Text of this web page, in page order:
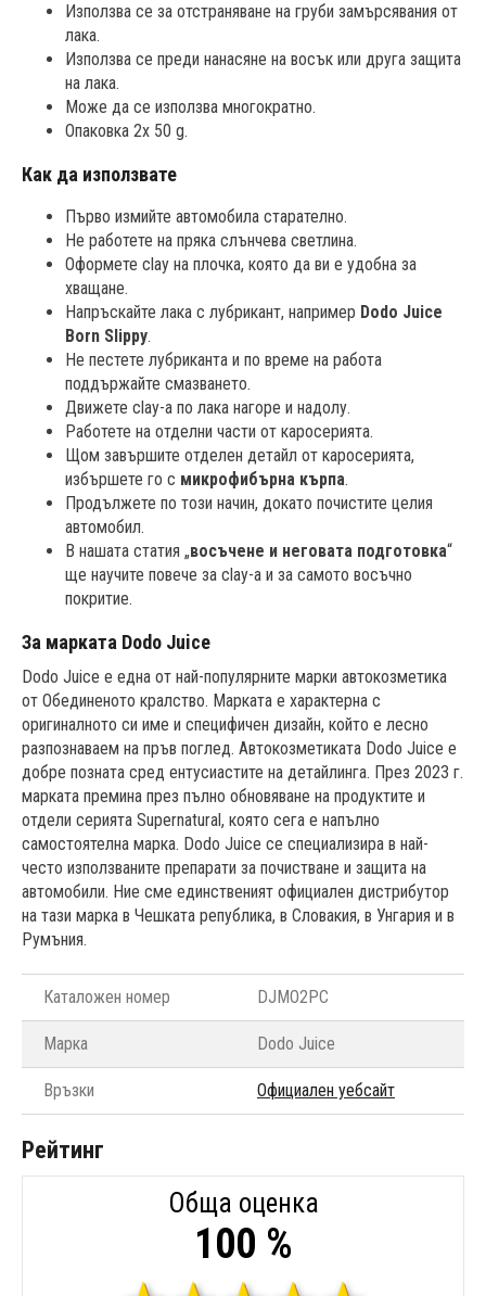
Използва се за отстраняване на груби замърсявания от
лака.
Използва се преди нанасяне на восък или друга защита
на лака.
Може да се използва многократно.
Опаковка 2x 50 g.
Как да използвате
Първо измийте автомобила старателно.
Не работете на пряка слънчева светлина.
Оформете clay на плочка, която да ви е удобна за
хващане.
Напръскайте лака с лубрикант, например Dodo Juice
Born Slippy.
Не пестете лубриканта и по време на работа
поддържайте смазването.
Движете clay-a по лака нагоре и надолу.
Работете на отделни части от каросерията.
Щом завършите отделен детайл от каросерията,
избършете го с микрофибърна кърпа.
Продължете по този начин, докато почистите целия
автомобил.
В нашата статия „восъчене и неговата подготовка“
ще научите повече за clay-а и за самото восъчно
покритие.
За марката Dodo Juice
Dodo Juice е една от най-популярните марки автокозметика
от Обединеното кралство. Марката е характерна с
оригиналното си име и специфичен дизайн, който е лесно
разпознаваем на пръв поглед. Автокозметиката Dodo Juice е
добре позната сред ентусиастите на детайлинга. През 2023 г.
марката премина през пълно обновяване на продуктите и
отдели серията Supernatural, която сега е напълно
самостоятелна марка. Dodo Juice се специализира в най-
често използваните препарати за почистване и защита на
автомобили. Ние сме единственият официален дистрибутор
на тази марка в Чешката република, в Словакия, в Унгария и в
Румъния.
Каталожен номер DJMO2PC
Марка Dodo Juice
Връзки Официален уебсайт
Рейтинг
Обща оценка
100 %